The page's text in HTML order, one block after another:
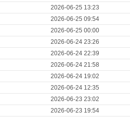
2026-06-25 13:23
2026-06-25 09:54
2026-06-25 00:00
2026-06-24 23:26
2026-06-24 22:39
2026-06-24 21:58
2026-06-24 19:02
2026-06-24 12:35
2026-06-23 23:02
2026-06-23 19:54